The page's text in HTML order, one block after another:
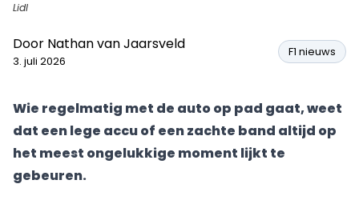
Lidl
Door Nathan van Jaarsveld
3. juli 2026
F1 nieuws
Wie regelmatig met de auto op pad gaat, weet
dat een lege accu of een zachte band altijd op
het meest ongelukkige moment lijkt te
gebeuren.